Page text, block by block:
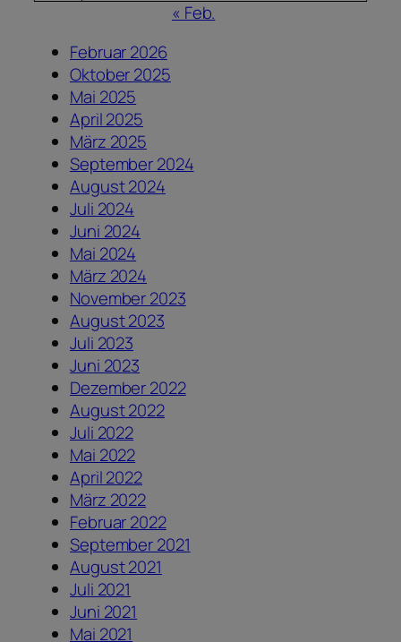
« Feb.
Februar 2026
Oktober 2025
Mai 2025
April 2025
März 2025
September 2024
August 2024
Juli 2024
Juni 2024
Mai 2024
März 2024
November 2023
August 2023
Juli 2023
Juni 2023
Dezember 2022
August 2022
Juli 2022
Mai 2022
April 2022
März 2022
Februar 2022
September 2021
August 2021
Juli 2021
Juni 2021
Mai 2021